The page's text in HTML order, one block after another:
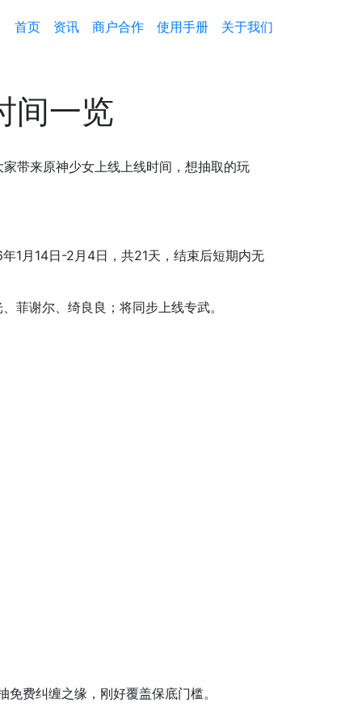
首页 资讯 商户合作 使用手册 关于我们
间一览
带来原神少女上线上线时间，想抽取的玩
1月14日-2月4日，共21天，结束后短期内无
菲谢尔、绮良良；将同步上线专武。
费纠缠之缘，刚好覆盖保底门槛。